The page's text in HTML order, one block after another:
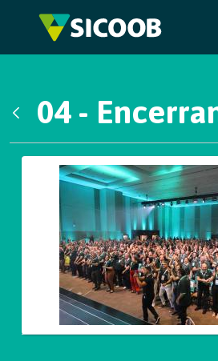
Pular para o Conteúdo principal
04 -
Galeria de Mídias